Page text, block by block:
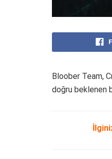
Bloober Team,
doğru beklenen